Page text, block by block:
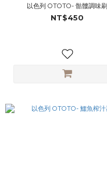
以色列 OTOTO- 骷髏調味刷
NT$450